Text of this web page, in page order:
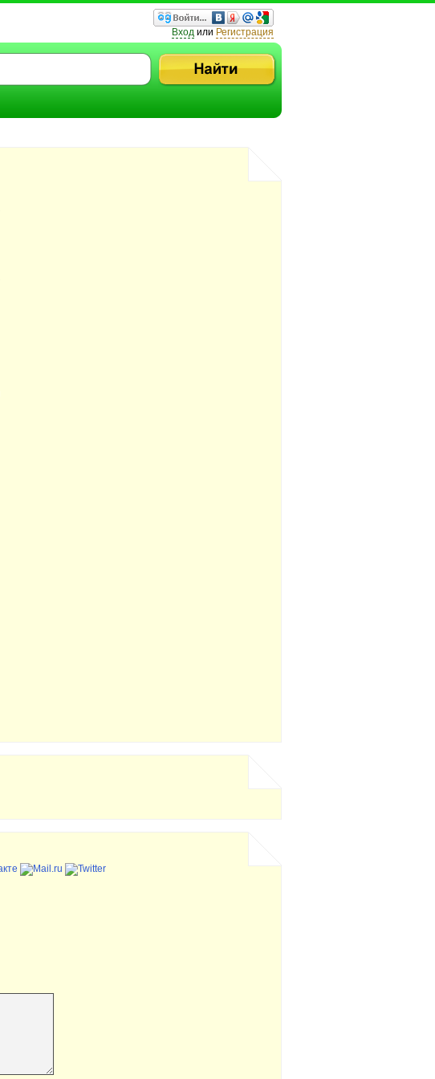
Вход или Регистрация